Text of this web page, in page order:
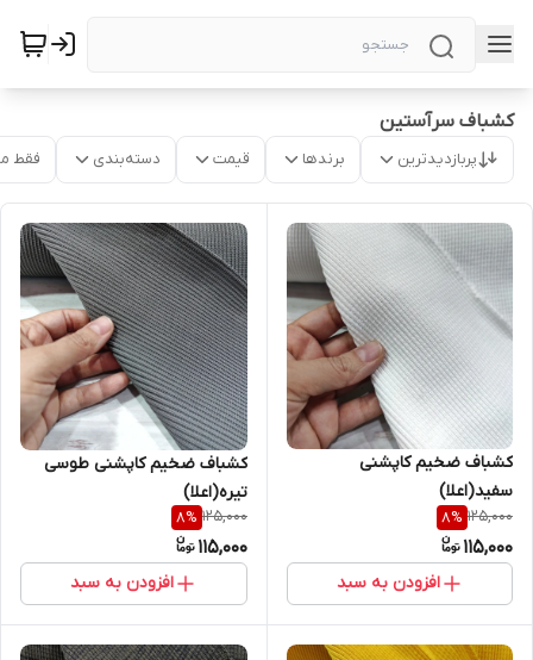
کشباف سرآستین
پربازدیدترین برندها قیمت دسته‌بندی فقط
کشباف ضخیم کاپشنی
سفید(اعلا)
125,000
8%
115,000
افزودن به سبد
کشباف ضخیم کاپشنی طوسی
تیره(اعلا)
125,000
8%
115,000
افزودن به سبد